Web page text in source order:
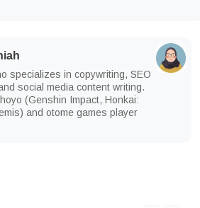
specializes in copywriting, SEO
social media content writing.
(Genshin Impact, Honkai:
and otome games player